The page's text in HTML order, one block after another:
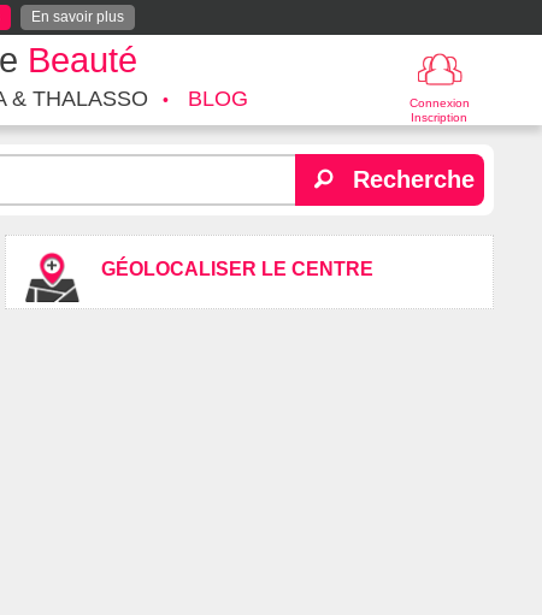
En savoir plus
Beauté
Connexion
Inscription
& THALASSO BLOG
Recherche
GÉOLOCALISER LE CENTRE